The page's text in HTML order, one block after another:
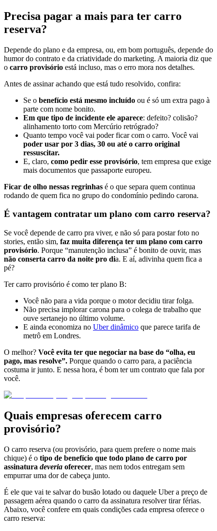
Precisa pagar a mais para ter carro
reserva?
Depende do plano e da empresa, ou, em bom português, depende do
humor do contrato e da criatividade do marketing. A maioria diz que
o carro provisório está incluso, mas o erro mora nos detalhes.
Antes de assinar achando que está tudo resolvido, confira:
Se o benefício está mesmo incluído ou é só um extra pago à
parte com nome bonito.
Em que tipo de incidente ele aparece: defeito? colisão?
alinhamento torto com Mercúrio retrógrado?
Quanto tempo você vai poder ficar com o carro. Você vai
poder usar por 3 dias, 30 ou até o carro original
ressuscitar.
E, claro, como pedir esse provisório, tem empresa que exige
mais documentos que passaporte europeu.
Ficar de olho nessas regrinhas é o que separa quem continua
rodando de quem fica no grupo do condomínio pedindo carona.
É vantagem contratar um plano com carro reserva?
Se você depende de carro pra viver, e não só para postar foto no
stories, então sim, faz muita diferença ter um plano com carro
provisório. Porque “manutenção inclusa” é bonito de ouvir, mas
não conserta carro da noite pro dia. E aí, adivinha quem fica a
pé?
Ter carro provisório é como ter plano B:
Você não para a vida porque o motor decidiu tirar folga.
Não precisa implorar carona para o colega de trabalho que
ouve sertanejo no último volume.
E ainda economiza no Uber dinâmico que parece tarifa de
metrô em Londres.
O melhor? Você evita ter que negociar na base do “olha, eu
pago, mas resolve”. Porque quando o carro para, a paciência
costuma ir junto. E nessa hora, é bom ter um contrato que fala por
você.
Quais empresas oferecem carro
provisório?
O carro reserva (ou provisório, para quem prefere o nome mais
chique) é o tipo de benefício que todo plano de carro por
assinatura deveria oferecer, mas nem todos entregam sem
empurrar uma dor de cabeça junto.
É ele que vai te salvar do busão lotado ou daquele Uber a preço de
passagem aérea quando o carro da assinatura resolver tirar férias.
Abaixo, você confere em quais condições cada empresa oferece o
carro reserva: